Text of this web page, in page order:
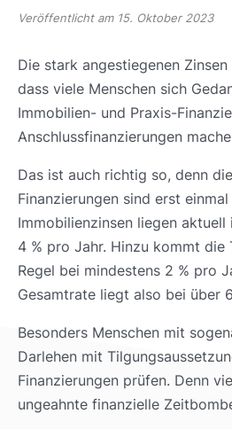
Veröffentlicht am 15. Oktober 2023
Die stark angestiegenen
dass viele Menschen sich
Immobilien- und Praxis-
Anschlussfinanzierungen
Das ist auch richtig so, denn
Finanzierungen sind erst
Immobilienzinsen liegen
4 % pro Jahr. Hinzu kommt die
Regel bei mindestens 2 % pro
Gesamtrate liegt also bei über
Besonders Menschen mit
Darlehen mit
Finanzierungen prüfen. Denn
ungeahnte finanzielle